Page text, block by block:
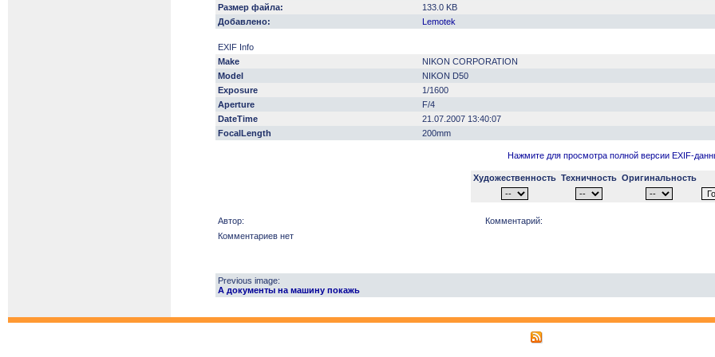
Размер файла:
133.0 KB
Добавлено:
Lemotek
EXIF Info
Make
NIKON CORPORATION
Model
NIKON D50
Exposure
1/1600
Aperture
F/4
DateTime
21.07.2007 13:40:07
FocalLength
200mm
Нажмите для просмотра полной версии EXIF-
Художественность Техничность Оригинальность
Автор:
Комментарий:
Комментариев нет
Previous image:
А документы на машину покажь